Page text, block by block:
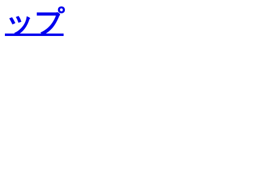
ップ